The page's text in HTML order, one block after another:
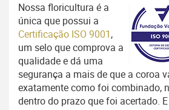
Nossa floricultura é a
única que possui a
Certificação ISO 9001,
um selo que comprova a
qualidade e dá uma
segurança a mais de que a coroa
exatamente como foi combinado,
dentro do prazo que foi acertado.